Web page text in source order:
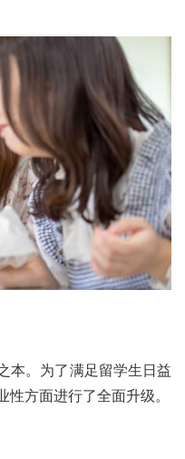
本。为了满足留学生日益
方面进行了全面升级。